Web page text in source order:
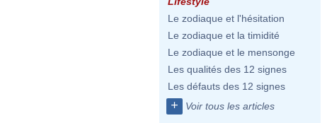
Le zodiaque et l'hésitation
Le zodiaque et la timidité
Le zodiaque et le mensonge
Les qualités des 12 signes
Les défauts des 12 signes
+ Voir tous les articles